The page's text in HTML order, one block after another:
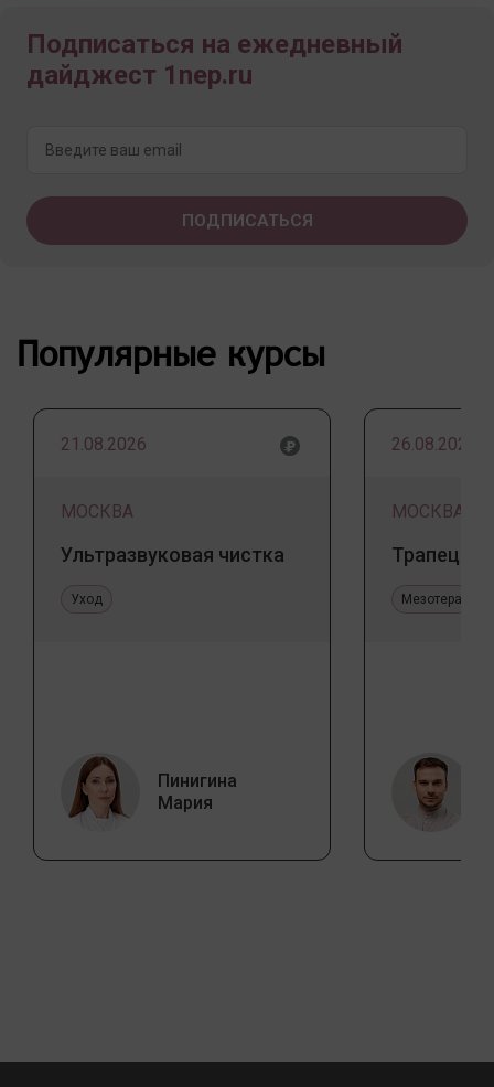
Подписаться на ежедневный
дайджест 1nep.ru
Популярные курсы
21.08.2026
МОСКВА
Ультразвуковая чистка
Уход
Пинигина
Мария
26.08.2026
МОСКВА
Трапеция
Мезотерапия